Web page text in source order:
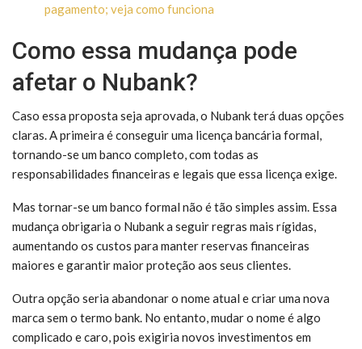
pagamento; veja como funciona
Como essa mudança pode
afetar o Nubank?
Caso essa proposta seja aprovada, o Nubank terá duas opções
claras. A primeira é conseguir uma licença bancária formal,
tornando-se um banco completo, com todas as
responsabilidades financeiras e legais que essa licença exige.
Mas tornar-se um banco formal não é tão simples assim. Essa
mudança obrigaria o Nubank a seguir regras mais rígidas,
aumentando os custos para manter reservas financeiras
maiores e garantir maior proteção aos seus clientes.
Outra opção seria abandonar o nome atual e criar uma nova
marca sem o termo bank. No entanto, mudar o nome é algo
complicado e caro, pois exigiria novos investimentos em